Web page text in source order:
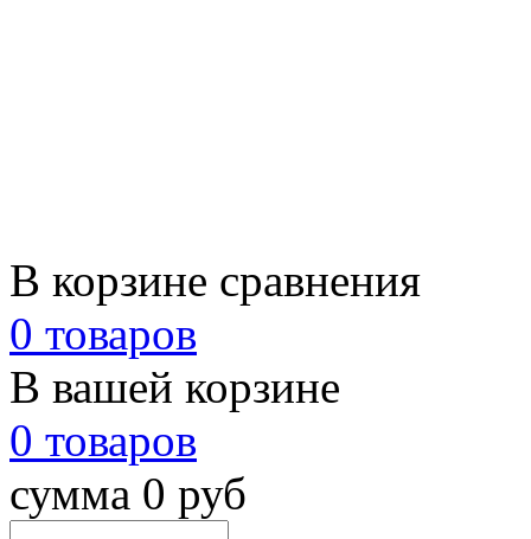
В корзине сравнения
0 товаров
В вашей корзине
0 товаров
сумма 0 руб